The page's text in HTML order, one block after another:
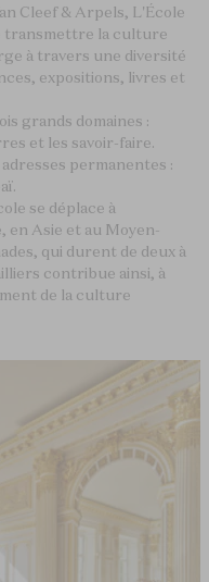
Cleef & Arpels, L'École
transmettre la culture
à travers une diversité
expositions, livres et
grands domaines :
et les savoir-faire.
permanentes :
se déplace à
en Asie et au Moyen-
qui durent de deux à
contribue ainsi, à
de la culture